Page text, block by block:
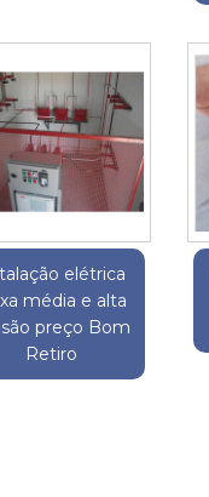
elétrica
média e alta
preço Bom
Retiro